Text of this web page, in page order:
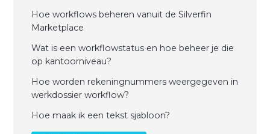
Hoe workflows beheren vanuit de Silverfin
Marketplace
Wat is een workflowstatus en hoe beheer je die
op kantoorniveau?
Hoe worden rekeningnummers weergegeven in
werkdossier workflow?
Hoe maak ik een tekst sjabloon?